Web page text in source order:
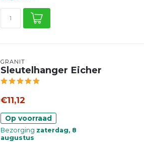
GRANIT
Sleutelhanger Eicher
€11,12
Op voorraad
Bezorging zaterdag, 8
augustus